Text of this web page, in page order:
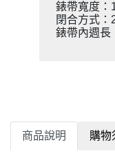
錶帶寬度：
閉合方式：
錶帶內週長
商品說明 購物